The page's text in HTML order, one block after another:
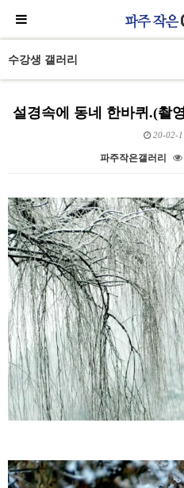
수강생 갤러리
설경속에 동네 한바퀴.(촬
20-02-
파주작은갤러리
본문